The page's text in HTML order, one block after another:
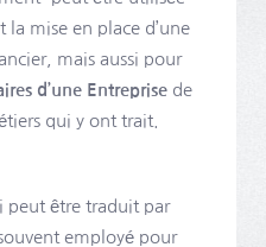
la mise en place d’une
mais aussi pour
d’une Entreprise de
qui y ont trait.
peut être traduit par
employé pour